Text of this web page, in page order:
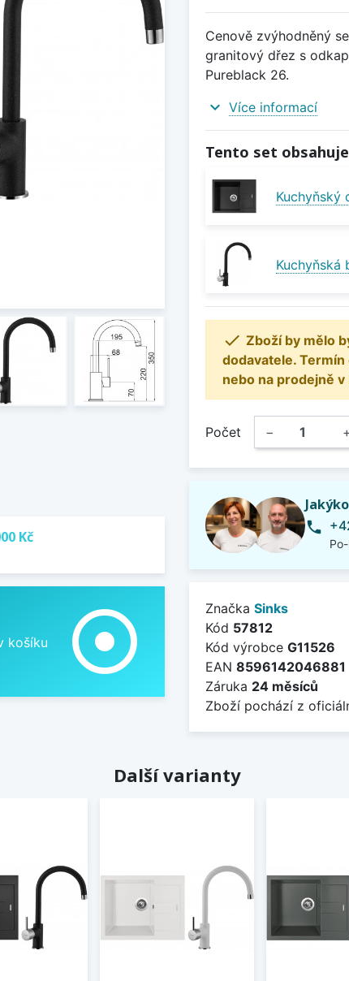
Kč
košíku
adjust
Cenově zvýhodněný
granitový dřez s
Pureblack 26.
expand_more Více informací
Tento set obsahuje
Kuchyňský
Kuchyňská
 Zboží by mělo
dodavatele.
nebo na prodejně v
Počet − +
phone
Značka Sinks
Kód 57812
Kód výrobce G11526
EAN 8596142046881
Záruka 24 měsíců
Zboží pochází z
Další varianty